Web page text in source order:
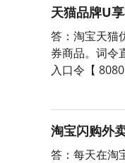
天猫品牌U
答：淘宝天猫
券商品。词令
入口令【
淘宝闪购外
答：每天在淘